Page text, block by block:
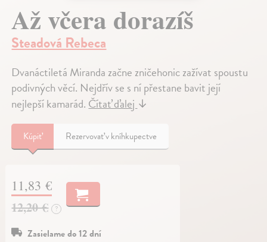
Až včera dorazíš
Steadová Rebeca
Dvanáctiletá Miranda začne zničehonic zažívat spoustu
podivných věcí. Nejdřív se s ní přestane bavit její
nejlepší kamarád.Čítať ďalej↓
Kúpiť Rezervovať v kníhkupectve
11,83 €
12,20 € ?
Zasielame do 12 dní